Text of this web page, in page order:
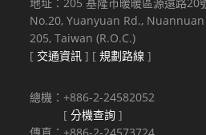
No.20, Yuanyuan Rd.,
205, Taiwan (R.O.C.)
[ 交通資訊 ] [規劃路線 ]
總機：+886-2-24582052
[分機查詢 ]
傳真：+886-2-24573724